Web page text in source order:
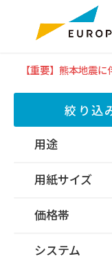
【重要】熊本地震
絞り込
用途
用紙サイズ
価格帯
システム